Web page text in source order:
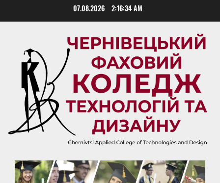
07.08.2026 2:16:35 AM